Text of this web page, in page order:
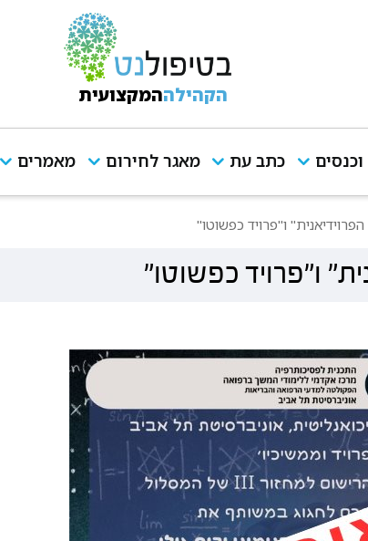
הקהילההמקצועית
וכנסים כתב עת מאגר לחירום מאמרים
ו"פרויד כפשוטו"
ו"פרויד כפשוטו"